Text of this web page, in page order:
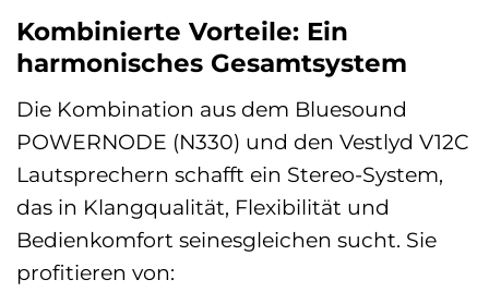
Kombinierte Vorteile: Ein
harmonisches Gesamtsystem
Die Kombination aus dem Bluesound
POWERNODE (N330) und den Vestlyd V12C
Lautsprechern schafft ein Stereo-System,
das in Klangqualität, Flexibilität und
Bedienkomfort seinesgleichen sucht. Sie
profitieren von: